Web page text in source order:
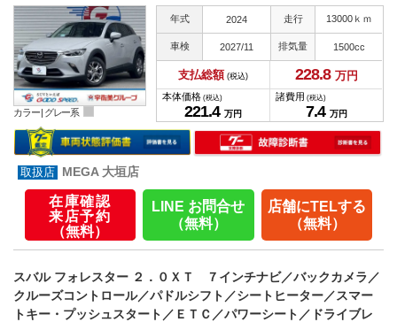
カラー | グレー系
年式 2024 走行 13000ｋｍ
車検 2027/11 排気量 1500cc
支払総額 (税込) 228.8 万円
本体価格 (税込)
221.4 万円
諸費用 (税込)
7.4 万円
MEGA 大垣店
在庫確認
来店予約
（無料）
LINE お問合せ
（無料）
店舗にTELする
（無料）
スバル フォレスター ２．０ＸＴ ７インチナビ／バックカメラ／
クルーズコントロール／パドルシフト／シートヒーター／スマー
トキー・プッシュスタート／ＥＴＣ／パワーシート／ドライブレ